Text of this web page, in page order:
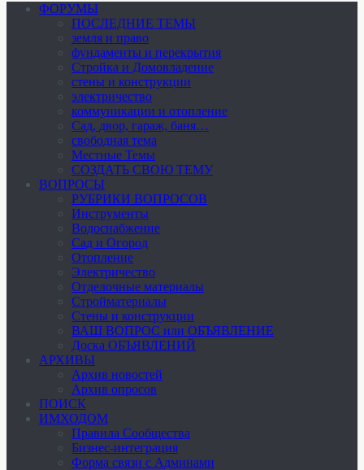
ФОРУМЫ
ПОСЛЕДНИЕ ТЕМЫ
земля и право
фундаменты и перекрытия
Стройка и Домовладение
стены и конструкции
электричество
коммуникации и отопление
Cад, двор, гараж, баня…
свободная тема
Местные Темы
СОЗДАТЬ СВОЮ ТЕМУ
ВОПРОСЫ
РУБРИКИ ВОПРОСОВ
Инструменты
Водоснабжение
Сад и Огород
Отопление
Электричество
Отделочные материалы
Стройматериалы
Стены и конструкции
ВАШ ВОПРОС или ОБЪЯВЛЕНИЕ
Доска ОБЪЯВЛЕНИЙ
АРХИВЫ
Архив новостей
Архив опросов
ПОИСК
ИМХОДОМ
Правила Сообщества
Бизнес-интеграция
Форма связи с Админами